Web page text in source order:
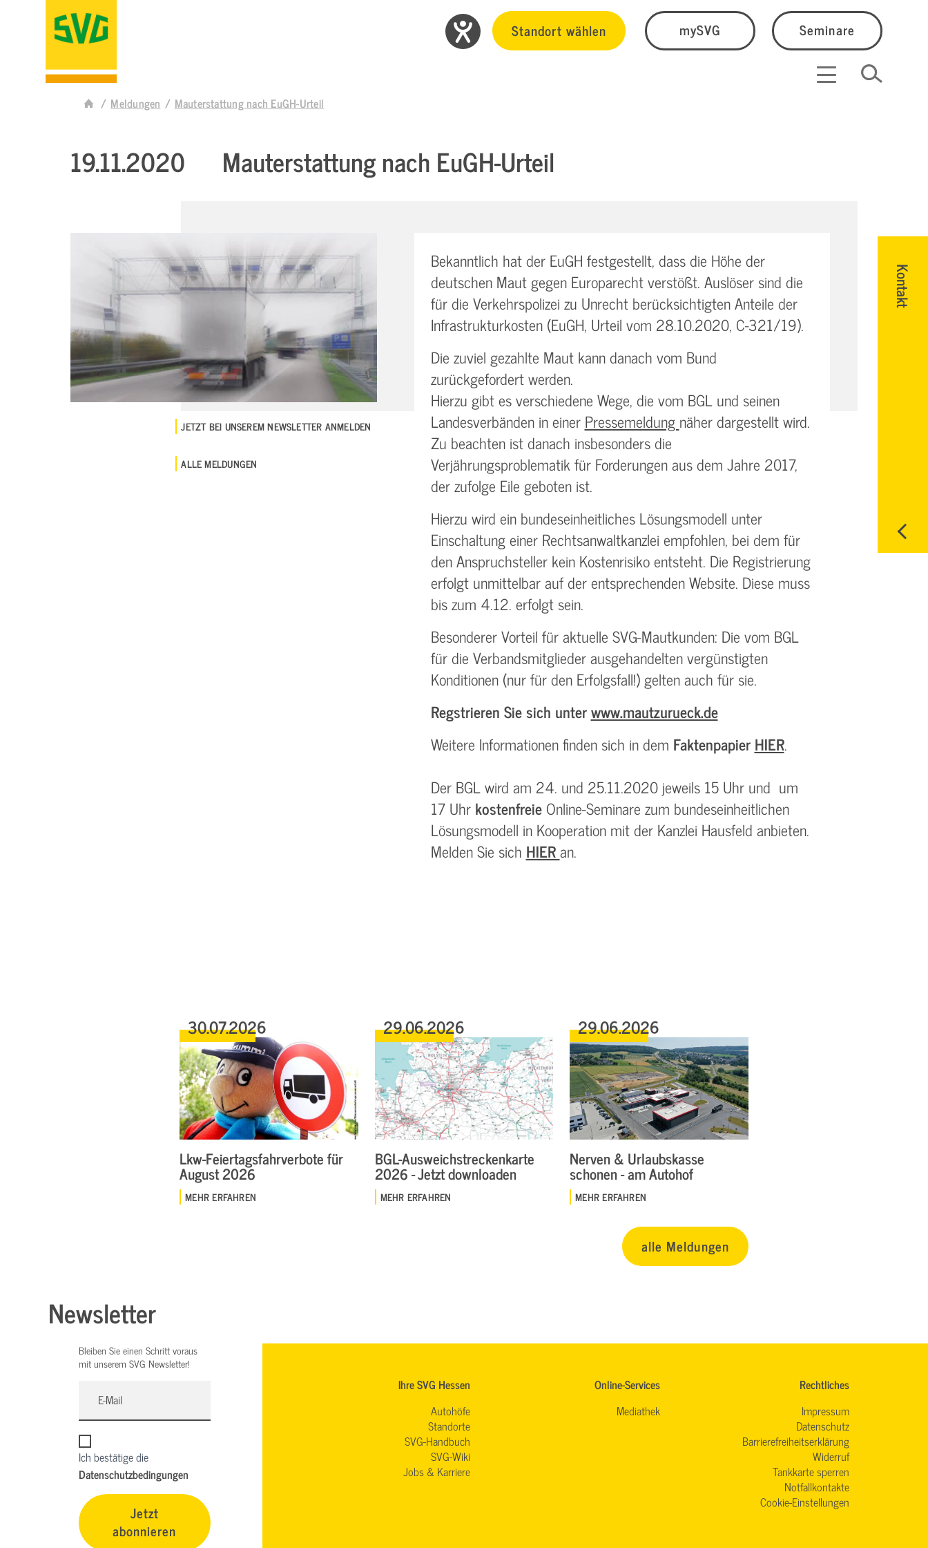
Standort wählen mySVG Seminare
Kontakt
Meldungen Mauterstattung nach EuGH-Urteil
19.11.2020 Mauterstattung nach EuGH-Urteil
JETZT BEI UNSEREM NEWSLETTER ANMELDEN
ALLE MELDUNGEN
Bekanntlich hat der EuGH festgestellt, dass die Höhe der
deutschen Maut gegen Europarecht verstößt. Auslöser sind die
für die Verkehrspolizei zu Unrecht berücksichtigten Anteile der
Infrastrukturkosten (EuGH, Urteil vom 28.10.2020, C-321/19).
Die zuviel gezahlte Maut kann danach vom Bund
zurückgefordert werden.
Hierzu gibt es verschiedene Wege, die vom BGL und seinen
Landesverbänden in einerPressemeldungnäher dargestellt wird.
Zu beachten ist danach insbesonders die
Verjährungsproblematik für Forderungen aus dem Jahre 2017,
der zufolge Eile geboten ist.
Hierzu wird ein bundeseinheitliches Lösungsmodell unter
Einschaltung einer Rechtsanwaltkanzlei empfohlen, bei dem für
den Anspruchsteller kein Kostenrisiko entsteht. Die Registrierung
erfolgt unmittelbar auf der entsprechenden Website. Diese muss
bis zum 4.12. erfolgt sein.
Besonderer Vorteil für aktuelle SVG-Mautkunden: Die vom BGL
für die Verbandsmitglieder ausgehandelten vergünstigten
Konditionen (nur für den Erfolgsfall!) gelten auch für sie.
Regstrieren Sie sich unterwww.mautzurueck.de
Weitere Informationen finden sich in dem FaktenpapierHIER.
Der BGL wird am 24. und 25.11.2020 jeweils 15 Uhr und um
17 UhrkostenfreieOnline­-Seminare zum bundeseinheitlichen
Lösungsmodell in Kooperation mit der Kanzlei Hausfeld anbieten.
Melden Sie sich HIERan.
30.07.2026
Lkw-Feiertagsfahrverbote für
August 2026
MEHR ERFAHREN
29.06.2026
BGL-Ausweichstreckenkarte
2026 - Jetzt downloaden
MEHR ERFAHREN
29.06.2026
Nerven & Urlaubskasse
schonen - am Autohof
MEHR ERFAHREN
alle Meldungen
Newsletter
Bleiben Sie einen Schritt voraus
mit unserem SVG Newsletter!
Ich bestätige die
Datenschutzbedingungen
Jetzt
abonnieren
Ihre SVG Hessen
Autohöfe
Standorte
SVG-Handbuch
SVG-Wiki
Jobs & Karriere
Online-Services
Mediathek
Rechtliches
Impressum
Datenschutz
Barrierefreiheitserklärung
Widerruf
Tankkarte sperren
Notfallkontakte
Cookie-Einstellungen